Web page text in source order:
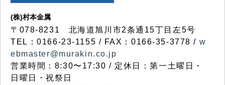
(株)村本金属
〒078-8231 北海道旭川市2条通15丁目左5号
TEL：0166-23-1155 / FAX：0166-35-3778 / w
ebmaster@murakin.co.jp
営業時間：8:30〜17:30 / 定休日：第一土曜日・
日曜日・祝祭日